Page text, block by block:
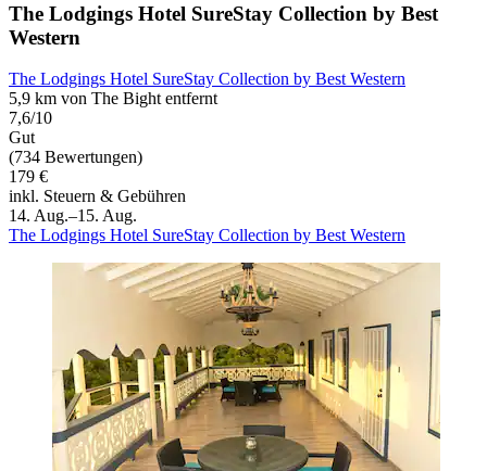
The Lodgings Hotel SureStay Collection by Best
Western
The Lodgings Hotel SureStay Collection by Best Western
5,9 km von The Bight entfernt
7,6/10
Gut
(734 Bewertungen)
179 €
inkl. Steuern & Gebühren
14. Aug.–15. Aug.
The Lodgings Hotel SureStay Collection by Best Western